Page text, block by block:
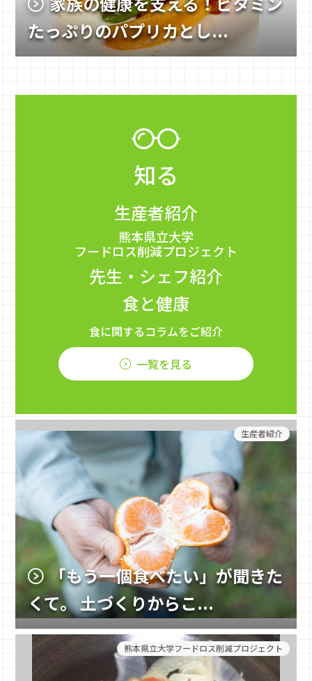
たっぷりのパプリカとし...
知る
生産者紹介
熊本県立大学
フードロス削減プロジェクト
先生・シェフ紹介
食と健康
食に関するコラムをご紹介
一覧を見る
「もう一個食べたい」が聞きた
くて。 土づくりからこ...
生産者紹介
熊本県立大学フードロス削減プロジェクト